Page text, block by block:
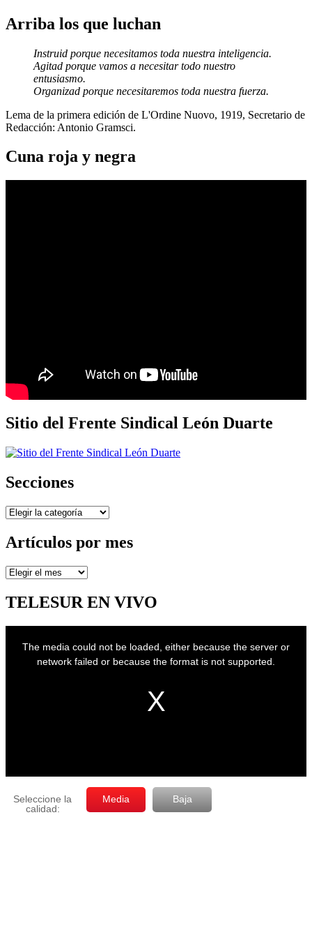
Arriba los que luchan
Instruid porque necesitamos toda nuestra inteligencia.
Agitad porque vamos a necesitar todo nuestro
entusiasmo.
Organizad porque necesitaremos toda nuestra fuerza.
Lema de la primera edición de L'Ordine Nuovo, 1919, Secretario de
Redacción: Antonio Gramsci.
Cuna roja y negra
Sitio del Frente Sindical León Duarte
Secciones
Secciones
Artículos por mes
Artículos
mes
TELESUR EN VIVO